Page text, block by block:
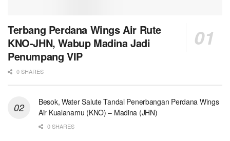
Terbang Perdana Wings Air Rute
KNO-JHN, Wabup Madina Jadi
Penumpang VIP
0 SHARES
Besok, Water Salute Tandai Penerbangan Perdana Wings
Air Kualanamu (KNO) – Madina (JHN)
0 SHARES